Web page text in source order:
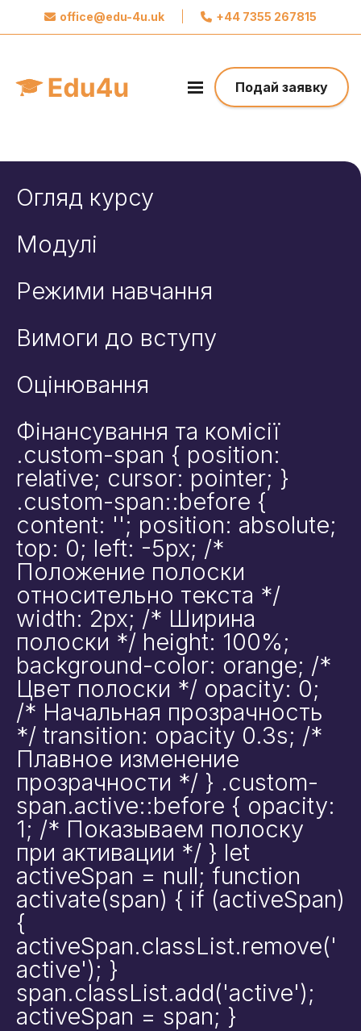
x
Ми обіцяємо не розсилати вам спам.
Поділіться своєю контактною інформацією,
щоб ми могли зв’язатися з вами щодо вашої
інформаційних та маркетингових цілях
силаючи цю форму, ви підтверджуєте, що
вам більше 16 років, і погоджуєтесь на
обробку ваших персональних даних з метою
зв’язку відповідно до нашої Політики
конфіденційності.
Expert Advice. Successful Outcomes.
office@edu-4u.uk +44 7355 267815
Подай заявку
Огляд курсу
Модулі
Режими навчання
Вимоги до вступу
Оцінювання
Фінансування та комісії
.custom-span { position:
relative; cursor: pointer; }
.custom-span::before {
content: ''; position: absolute;
top: 0; left: -5px; /*
Положение полоски
относительно текста */
width: 2px; /* Ширина
полоски */ height: 100%;
background-color: orange; /*
Цвет полоски */ opacity: 0;
/* Начальная прозрачность
*/ transition: opacity 0.3s; /*
Плавное изменение
прозрачности */ } .custom-
span.active::before { opacity:
1; /* Показываем полоску
при активации */ } let
activeSpan = null; function
activate(span) { if (activeSpan)
{
activeSpan.classList.remove('
active'); }
span.classList.add('active');
activeSpan = span; }